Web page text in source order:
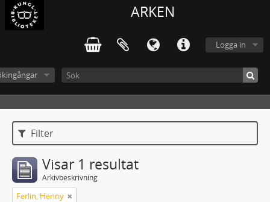
ARKEN
Logga in
Filter
Visar 1 resultat
Arkivbeskrivning
Ferlin, Henny